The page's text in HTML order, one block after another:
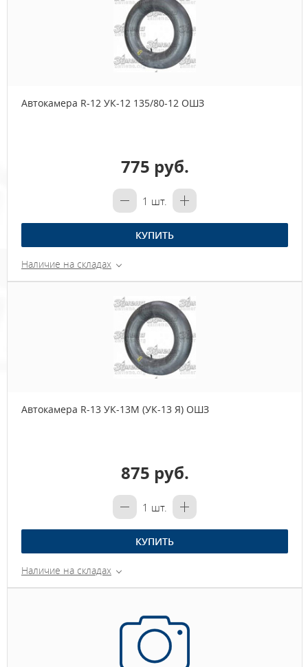
Автокамера R-12 УК-12 135/80-12 ОШЗ
775 руб.
1 шт.
КУПИТЬ
Наличие на складах
Автокамера R-13 УК-13М (УК-13 Я) ОШЗ
875 руб.
1 шт.
КУПИТЬ
Наличие на складах